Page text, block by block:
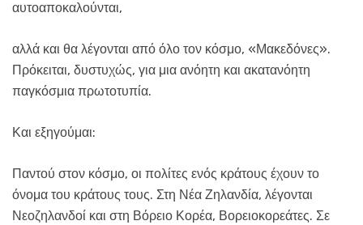
αυτοαποκαλούνται,
αλλά και θα λέγονται από όλο τον κόσμο, «Μακεδόνες».
Πρόκειται, δυστυχώς, για μια ανόητη και ακατανόητη
παγκόσμια πρωτοτυπία.
Και εξηγούμαι:
Παντού στον κόσμο, οι πολίτες ενός κράτους έχουν το
όνομα του κράτους τους. Στη Νέα Ζηλανδία, λέγονται
Νεοζηλανδοί και στη Βόρειο Κορέα, Βορειοκορεάτες. Σε